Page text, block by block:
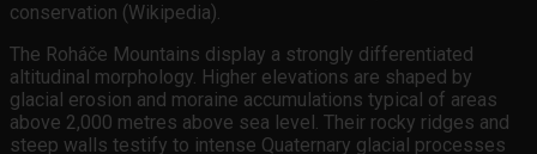
conservation (Wikipedia).
The Roháče Mountains display a strongly differentiated
altitudinal morphology. Higher elevations are shaped by
glacial erosion and moraine accumulations typical of areas
above 2,000 metres above sea level. Their rocky ridges and
steep walls testify to intense Quaternary glacial processes